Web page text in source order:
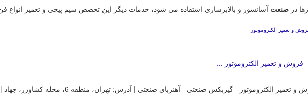
در صنعت آسانسور و بالابرسازی استفاده می شود، خدمات دیگر این تخصص سیم پیچی و تعمیر انواع
و تعمیر الکتروموتور
و تعمیر الکتروموتور ...
الکتروموتور - گیربکس صنعتی - آهنربای صنعتی | آدرس: تهران، منطقه 6، محله کشاورز، جهاد | تلفن: 0218891.